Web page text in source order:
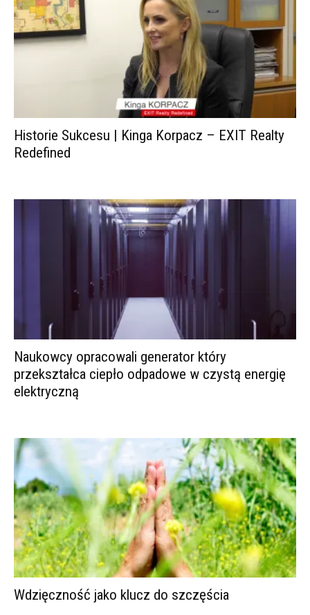
Historie Sukcesu | Kinga Korpacz – EXIT Realty
Redefined
Naukowcy opracowali generator który
przekształca ciepło odpadowe w czystą energię
elektryczną
Wdzięczność jako klucz do szczęścia